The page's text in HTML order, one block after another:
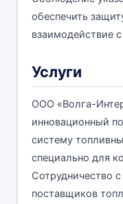
обеспечить
взаимодействие
Услуги
ООО «Волга-
инновационный
систему
специально для
Сотрудничество
поставщиков